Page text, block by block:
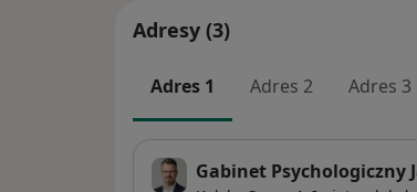
Adresy (3)
Adres 1 Adres 2 Adres 3
Gabinet Psychologiczny